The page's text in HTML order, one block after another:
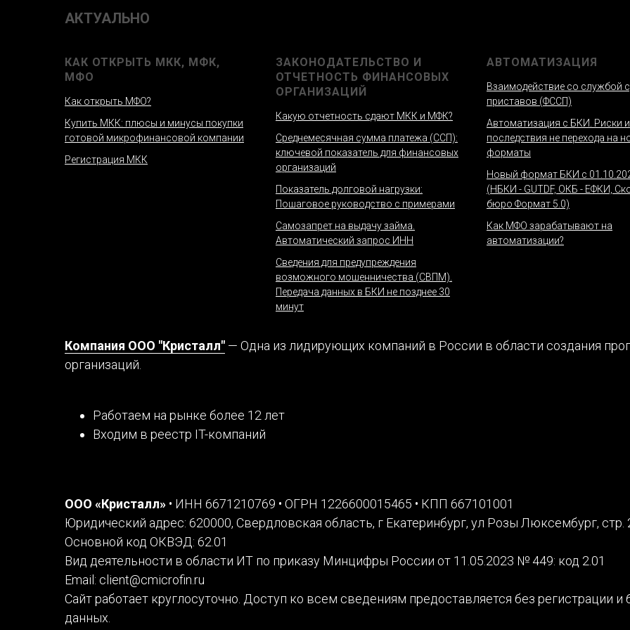
АКТУАЛЬНО
КАК ОТКРЫТЬ МКК, МФК,
МФО
Как открыть МФО?
Купить МКК: плюсы и минусы покупки
готовой микрофинансовой компании
Регистрация МКК
ЗАКОНОДАТЕЛЬСТВО И
ОТЧЕТНОСТЬ ФИНАНСОВЫХ
ОРГАНИЗАЦИЙ
Какую отчетность сдают МКК и МФК?
Среднемесячная сумма платежа (ССП):
ключевой показатель для финансовых
организаций
Показатель долговой нагрузки:
Пошаговое руководство с примерами
Самозапрет на выдачу займа.
Автоматический запрос ИНН
Сведения для предупреждения
возможного мошенничества (СВПМ).
Передача данных в БКИ не позднее 30
минут
АВТОМАТИЗАЦИЯ
Взаимодействие со службой
приставов (ФССП)
Автоматизация с БКИ. Риски и
последствия не перехода на
форматы
Новый формат БКИ с
(НБКИ - GUTDF, ОКБ - ЕФКИ,
бюро Формат 5.0)
Как МФО зарабатывают на
автоматизации?
Компания ООО "Криcталл" — Одна из лидирующих компаний в России в области создания
организаций.
Работаем на рынке более 12 лет
Входим в реестр IT-компаний
ООО «Кристалл» • ИНН 6671210769 • ОГРН 1226600015465 • КПП 667101001
Юридический адрес: 620000, Свердловская область, г Екатеринбург, ул Розы Люксембург, стр.
Основной код ОКВЭД: 62.01
Вид деятельности в области ИТ по приказу Минцифры России от 11.05.2023 № 449: код 2.01
Email: client@cmicrofin.ru
Сайт работает круглосуточно. Доступ ко всем сведениям предоставляется без регистрации
данных.